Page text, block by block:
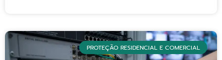
PROTEÇÃO RESIDENCIAL E COMERCIAL